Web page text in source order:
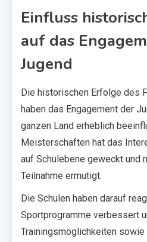
Einfluss
auf das
Jugend
Die historischen Erfolge des
haben das Engagement der
ganzen Land erheblich
Meisterschaften hat das
auf Schulebene geweckt und
Teilnahme ermutigt.
Die Schulen haben darauf
Sportprogramme verbessert
Trainingsmöglichkeiten